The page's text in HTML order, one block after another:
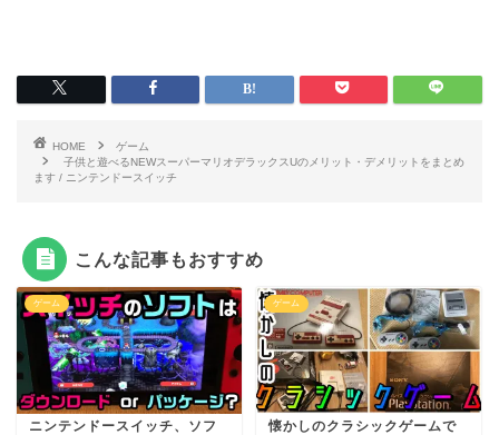
HOME
ゲーム
子供と遊べるNEWスーパーマリオデラックスUのメリット・デメリットをまとめ
ます / ニンテンドースイッチ
こんな記事もおすすめ
ゲーム
ニンテンドースイッチ、ソフ
ゲーム
懐かしのクラシックゲームで